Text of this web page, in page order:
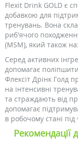
Flexit Drink GOLD є
добавкою для
тренувань. Вона
риб'ячого
(MSM), який також
Серед активних
допомагає
Флексіт Дрінк Голд
на інтенсивні
та страждають від
допомагає
в робочому стані
Рекомендації